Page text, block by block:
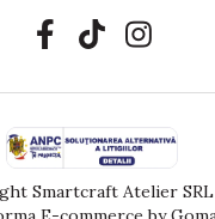
Smartcraft Atelier SRL